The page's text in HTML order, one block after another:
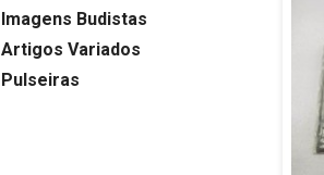
Imagens Budistas
Artigos Variados
Pulseiras